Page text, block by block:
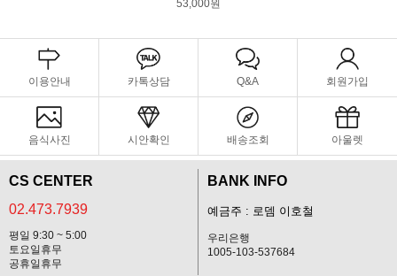
53,000원
이용안내 카톡상담 Q&A 회원가입
음식사진 시안확인 배송조회 아울렛
CS CENTER
02.473.7939
평일 9:30 ~ 5:00
토요일휴무
공휴일휴무
BANK INFO
예금주 : 로뎀 이호철
우리은행
1005-103-537684